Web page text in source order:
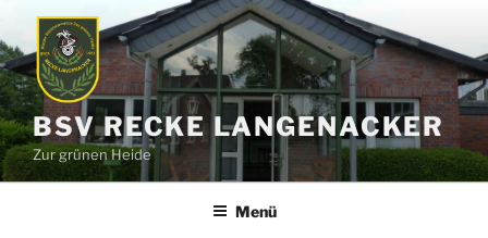
Inhalt
springen
BSV RECKE LANGENACKER
Zur grünen Heide
Menü